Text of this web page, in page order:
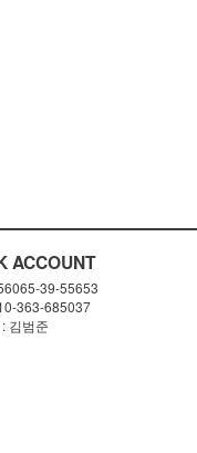
ACCOUNT
39-55653
363-685037
김범준